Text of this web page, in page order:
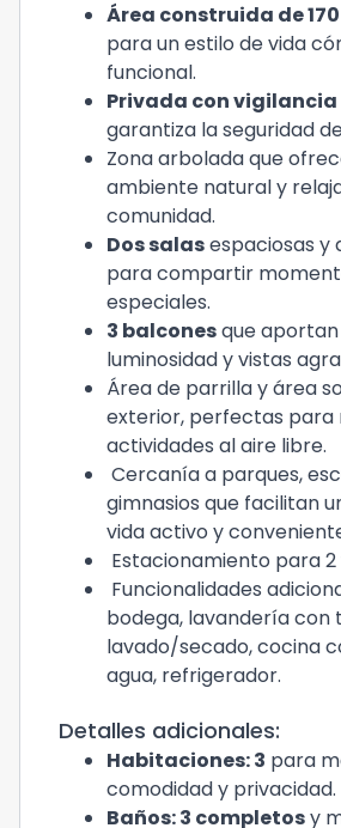
Área construida de 170
para un estilo de vida
funcional.
Privada con vigilancia
garantiza la seguridad
Zona arbolada que
ambiente natural y
comunidad.
Dos salasespaciosas y
para compartir
especiales.
3 balconesque aportan
luminosidad y vistas
Área de parrilla y área
exterior, perfectas para
actividades al aire libre.
Cercanía a parques,
gimnasios que facilitan
vida activo y
Estacionamiento para 2
Funcionalidades
bodega, lavandería con
lavado/secado, cocina
agua, refrigerador.
Detalles adicionales:
Habitaciones: 3 para
comodidad y privacidad.
Baños: 3 completosy